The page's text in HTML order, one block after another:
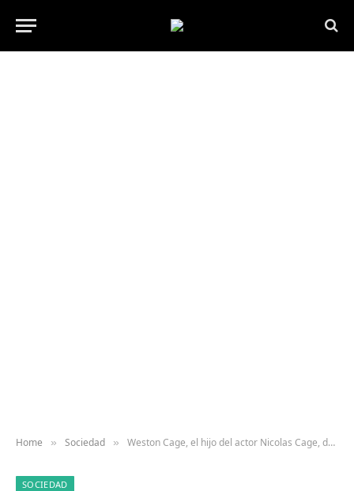
Home » Sociedad » Weston Cage, el hijo del actor Nicolas Cage, detenido tras un altercado en Los Ángeles — versión revivida
SOCIEDAD